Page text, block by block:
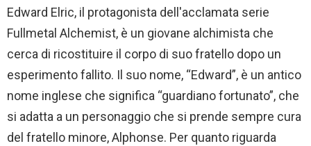
Edward Elric, il protagonista dell'acclamata serie
Fullmetal Alchemist, è un giovane alchimista che
cerca di ricostituire il corpo di suo fratello dopo un
esperimento fallito. Il suo nome, “Edward”, è un antico
nome inglese che significa “guardiano fortunato”, che
si adatta a un personaggio che si prende sempre cura
del fratello minore, Alphonse. Per quanto riguarda